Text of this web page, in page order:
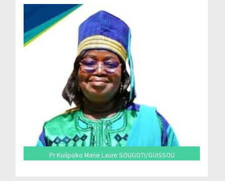
Pr Kuilpoko Marie Laure SOUGOTI/GUISSOU